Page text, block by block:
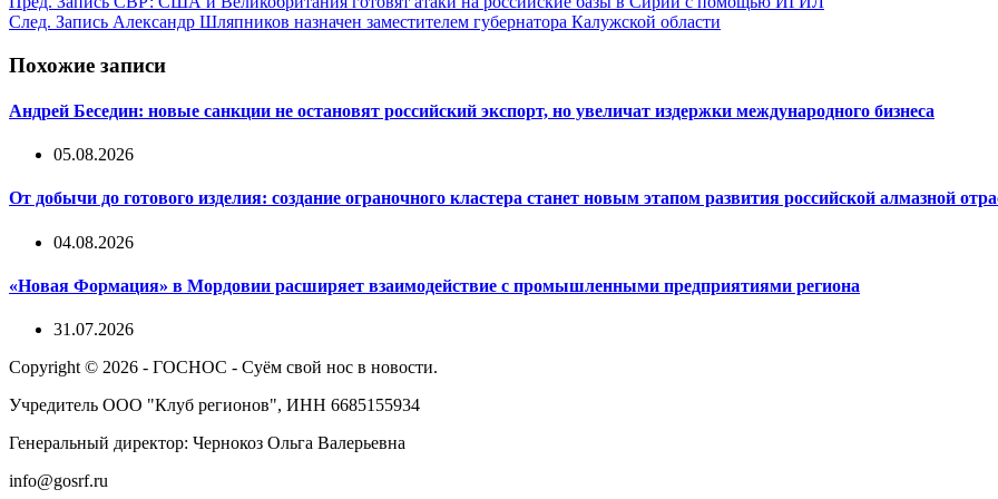
След. Запись Александр Шляпников назначен заместителем губернатора Калужской области
Похожие записи
Андрей Беседин: новые санкции не остановят российский экспорт, но увеличат издержки международного бизнеса
05.08.2026
От добычи до готового изделия: создание ограночного кластера станет новым этапом развития российской алмазной
04.08.2026
«Новая Формация» в Мордовии расширяет взаимодействие с промышленными предприятиями региона
31.07.2026
Copyright © 2026 - ГОСНОС - Суём свой нос в новости.
Учредитель ООО "Клуб регионов", ИНН 6685155934
Генеральный директор: Чернокоз Ольга Валерьевна
info@gosrf.ru